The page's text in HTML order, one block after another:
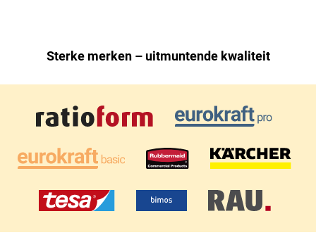
Sterke merken – uitmuntende kwaliteit